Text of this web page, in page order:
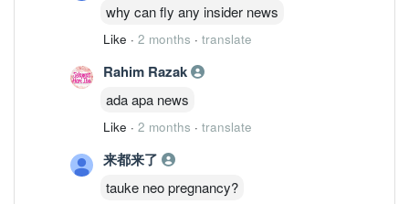
why can fly any insider news
Like · 2 months · translate
Rahim Razak
ada apa news
Like · 2 months · translate
来都来了
tauke neo pregnancy?